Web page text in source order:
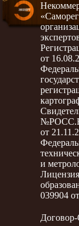
от
от
и
039904